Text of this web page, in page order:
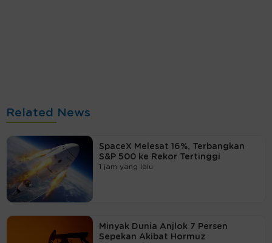
Related News
SpaceX Melesat 16%, Terbangkan
S&P 500 ke Rekor Tertinggi
1 jam yang lalu
Minyak Dunia Anjlok 7 Persen
Sepekan Akibat Hormuz